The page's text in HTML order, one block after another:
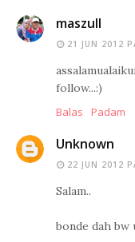
maszull
21 JUN 2012
follow...:)
Balas
Padam
Unknown
22 JUN 2012
Salam..
bonde dah bw